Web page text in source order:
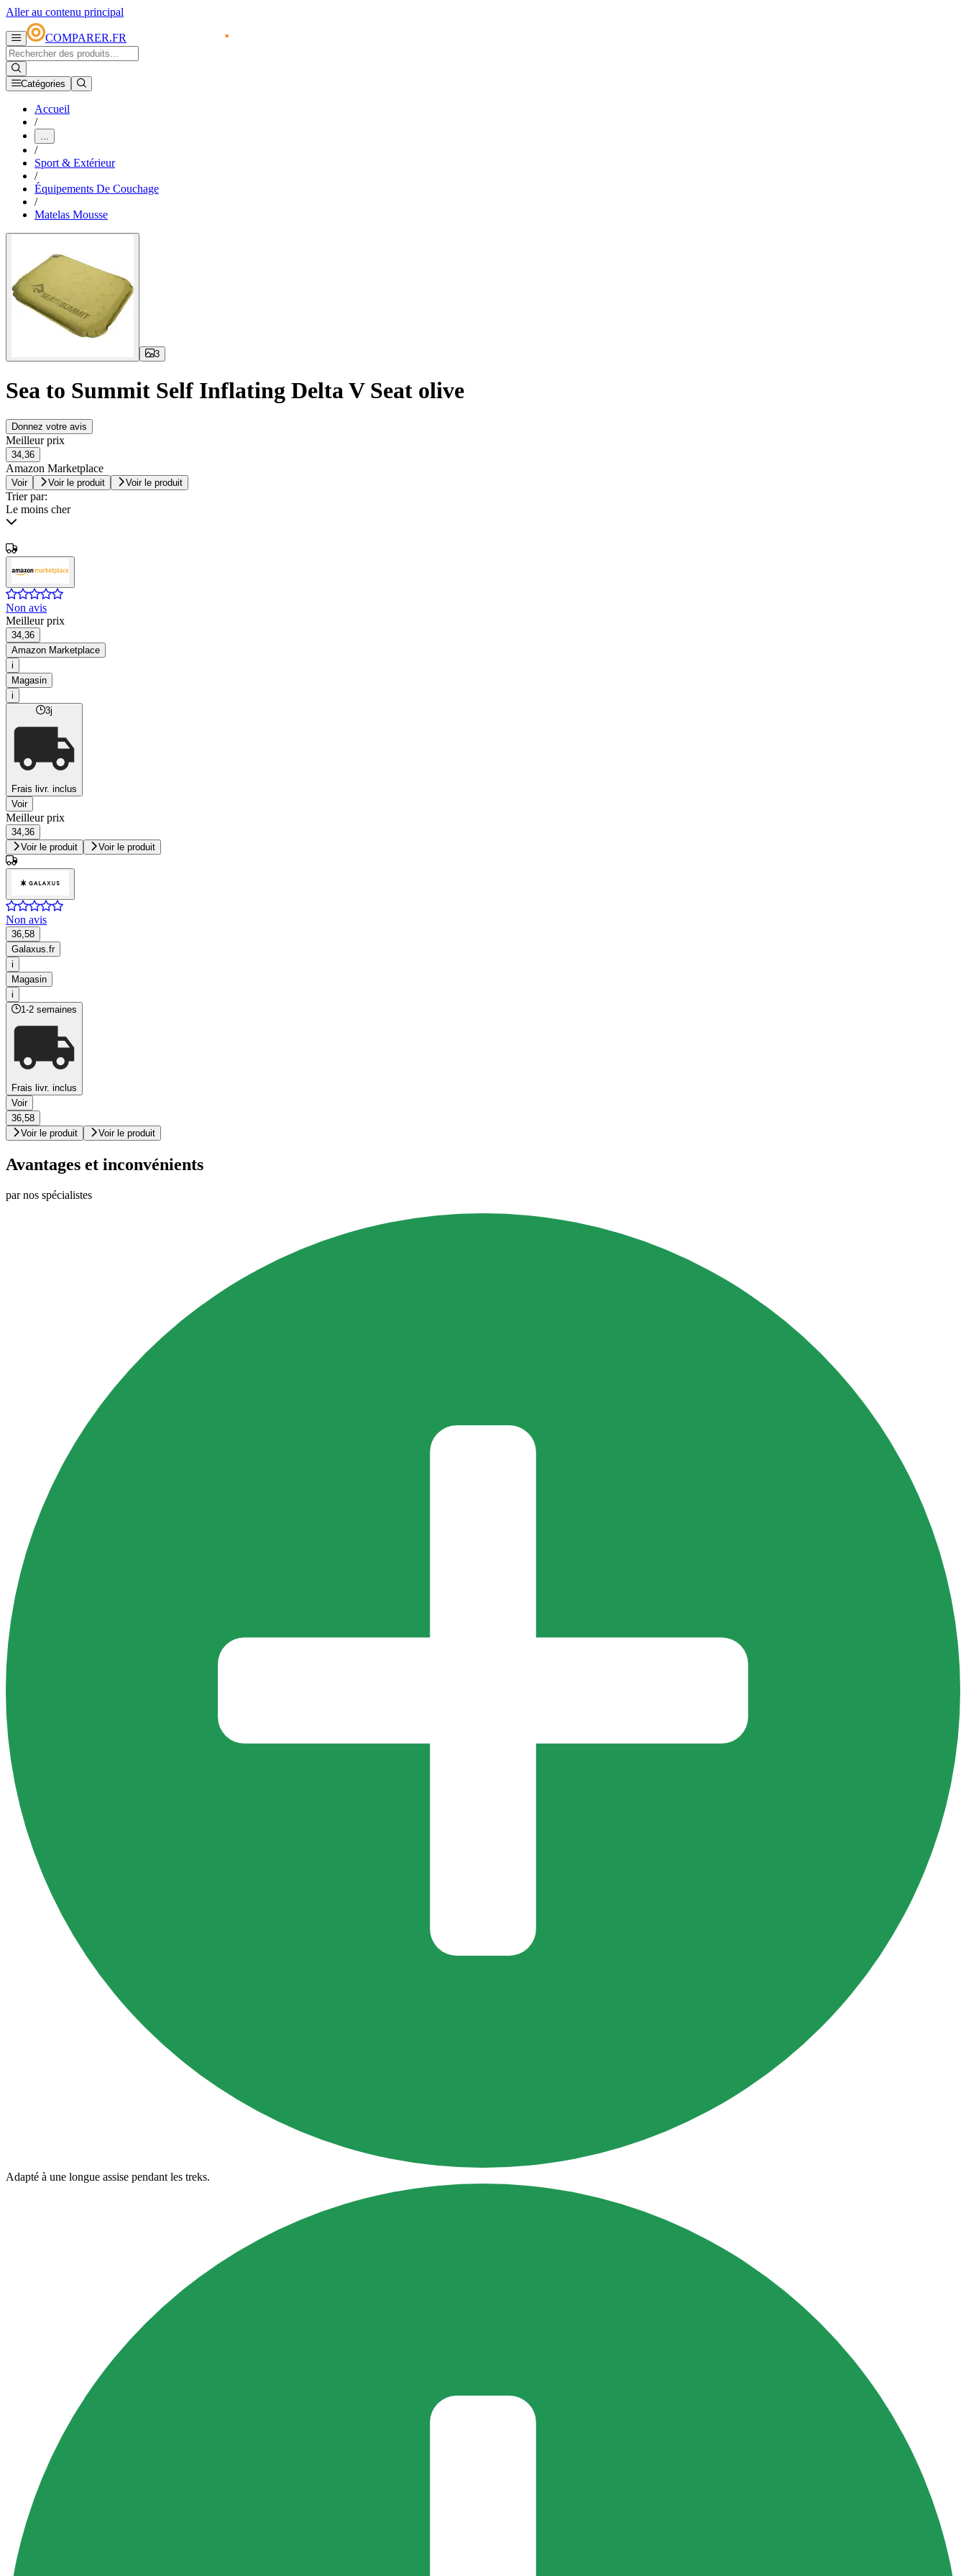
Aller au contenu principal
COMPARER.FR
Catégories
Accueil
/
...
/
Sport & Extérieur
/
Équipements De Couchage
/
Matelas Mousse
3
Sea to Summit Self Inflating Delta V Seat olive
Donnez votre avis
Meilleur prix
34,36
Amazon Marketplace
Voir Voir le produit Voir le produit
Trier par:
Le moins cher
Non avis
Meilleur prix
34,36
Amazon Marketplace
i
Magasin
i
3j
Frais livr. inclus
Voir
Meilleur prix
34,36
Voir le produit
Voir le produit
Non avis
36,58
Galaxus.fr
i
Magasin
i
1-2 semaines
Frais livr. inclus
Voir
36,58
Voir le produit
Voir le produit
Avantages et inconvénients
par nos spécialistes
Adapté à une longue assise pendant les treks.